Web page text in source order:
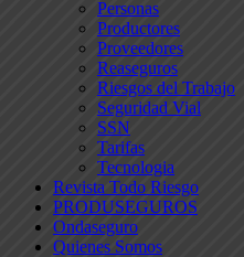
Personas
Productores
Proveedores
Reaseguros
Riesgos del Trabajo
Seguridad Vial
SSN
Tarifas
Tecnologia
Revista Todo Riesgo
PRODUSEGUROS
Ondaseguro
Quienes Somos